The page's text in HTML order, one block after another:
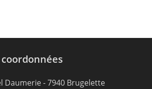
Daumerie - 7940 Brugelette